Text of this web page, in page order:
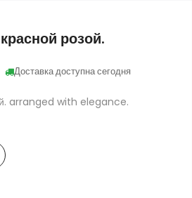
розой.
Доставка доступна сегодня
arranged with elegance.